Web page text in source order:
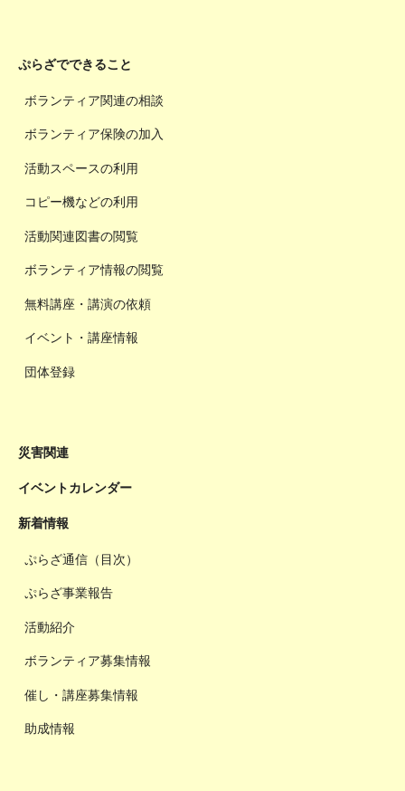
ぷらざでできること
ボランティア関連の相談
ボランティア保険の加入
活動スペースの利用
コピー機などの利用
活動関連図書の閲覧
ボランティア情報の閲覧
無料講座・講演の依頼
イベント・講座情報
団体登録
災害関連
イベントカレンダー
新着情報
ぷらざ通信（目次）
ぷらざ事業報告
活動紹介
ボランティア募集情報
催し・講座募集情報
助成情報